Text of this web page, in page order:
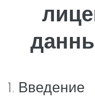
1. Введение